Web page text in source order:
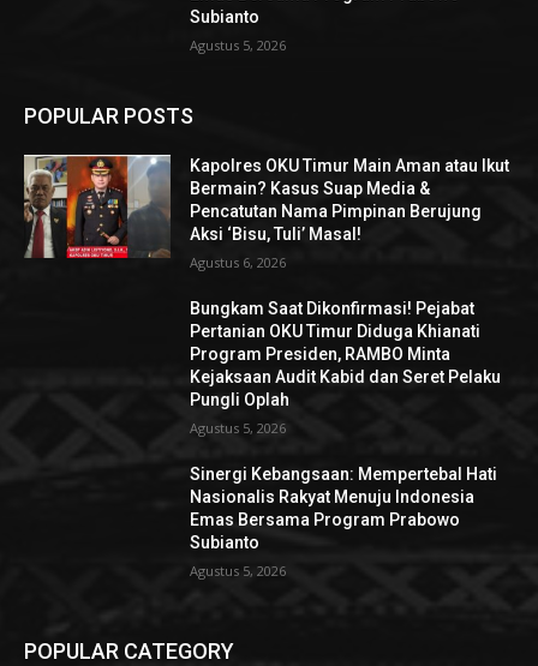
Subianto
Agustus 5, 2026
POPULAR POSTS
Kapolres OKU Timur Main Aman atau Ikut
Bermain? Kasus Suap Media &
Pencatutan Nama Pimpinan Berujung
Aksi ‘Bisu, Tuli’ Masal!
Agustus 6, 2026
Bungkam Saat Dikonfirmasi! Pejabat
Pertanian OKU Timur Diduga Khianati
Program Presiden, RAMBO Minta
Kejaksaan Audit Kabid dan Seret Pelaku
Pungli Oplah
Agustus 5, 2026
Sinergi Kebangsaan: Mempertebal Hati
Nasionalis Rakyat Menuju Indonesia
Emas Bersama Program Prabowo
Subianto
Agustus 5, 2026
POPULAR CATEGORY